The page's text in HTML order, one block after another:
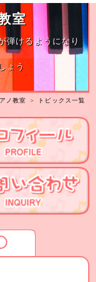
室
弾けるようになり
ょう
ノ教室 ＞
トピックス一覧